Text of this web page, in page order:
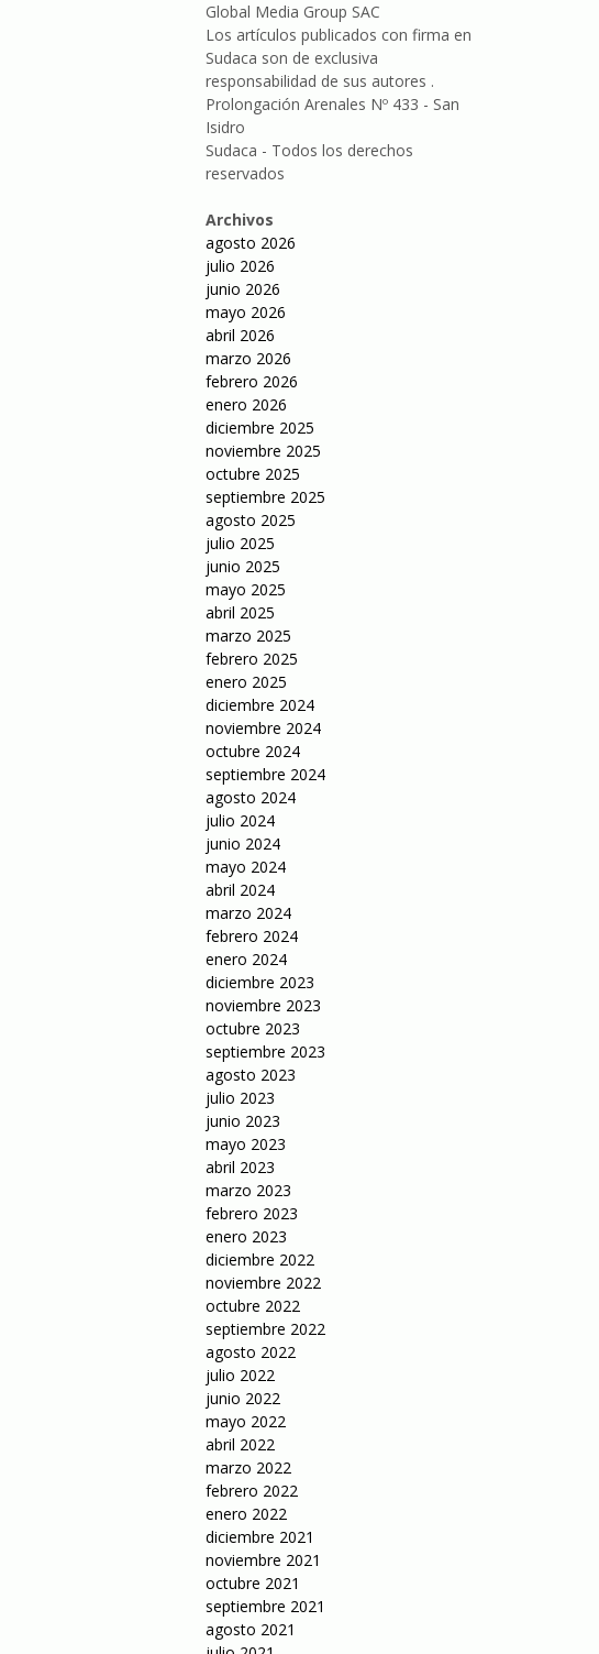
Global Media Group SAC
Los artículos publicados con firma en
Sudaca son de exclusiva
responsabilidad de sus autores .
Prolongación Arenales Nº 433 - San
Isidro
Sudaca - Todos los derechos
reservados
Archivos
agosto 2026
julio 2026
junio 2026
mayo 2026
abril 2026
marzo 2026
febrero 2026
enero 2026
diciembre 2025
noviembre 2025
octubre 2025
septiembre 2025
agosto 2025
julio 2025
junio 2025
mayo 2025
abril 2025
marzo 2025
febrero 2025
enero 2025
diciembre 2024
noviembre 2024
octubre 2024
septiembre 2024
agosto 2024
julio 2024
junio 2024
mayo 2024
abril 2024
marzo 2024
febrero 2024
enero 2024
diciembre 2023
noviembre 2023
octubre 2023
septiembre 2023
agosto 2023
julio 2023
junio 2023
mayo 2023
abril 2023
marzo 2023
febrero 2023
enero 2023
diciembre 2022
noviembre 2022
octubre 2022
septiembre 2022
agosto 2022
julio 2022
junio 2022
mayo 2022
abril 2022
marzo 2022
febrero 2022
enero 2022
diciembre 2021
noviembre 2021
octubre 2021
septiembre 2021
agosto 2021